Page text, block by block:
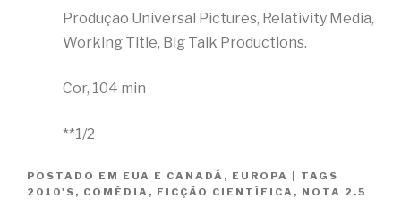
Produção Universal Pictures, Relativity Media,
Working Title, Big Talk Productions.
Cor, 104 min
**1/2
POSTADO EM EUA E CANADÁ , EUROPA
TAGS
2010'S , COMÉDIA , FICÇÃO CIENTÍFICA , NOTA 2.5